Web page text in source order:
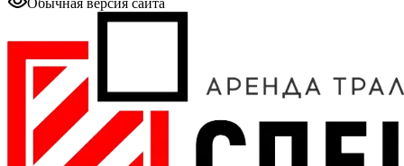
Обычная версия сайта